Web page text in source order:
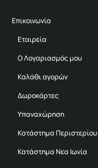
Επικοινωνία
Εταιρεία
Ο Λογαριασμός μου
Καλάθι αγορών
Δωροκάρτες
Υπαναχώρηση
Κατάστημα Περιστερίου
Κατάστημα Νεα Ιωνία